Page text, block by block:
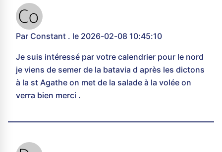
Par Constant . le 2026-02-08 10:45:10
Je suis intéressé par votre calendrier pour le nord
je viens de semer de la batavia d après les dictons
à la st Agathe on met de la salade à la volée on
verra bien merci .